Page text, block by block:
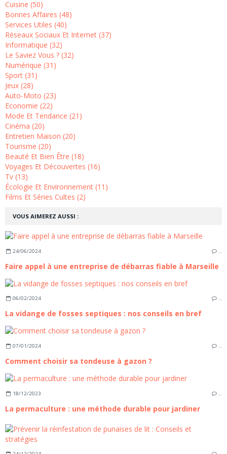
VOUS AIMEREZ AUSSI :
24/06/2024 …
Faire appel à une entreprise de débarras fiable à Marseille
06/02/2024 …
La vidange de fosses septiques : nos conseils en bref
07/01/2024 …
Comment choisir sa tondeuse à gazon ?
18/12/2023 …
La permaculture : une méthode durable pour jardiner
Cuisine (50)
Bonnes Affaires (48)
Services Utiles (40)
Réseaux Sociaux Et Internet (37)
Informatique (32)
Le Saviez Vous ? (32)
Numérique (31)
Sport (31)
Jeux (28)
Auto-Moto (23)
Economie (22)
Mode Et Tendance (21)
Cinéma (20)
Entretien Maison (20)
Tourisme (20)
Beauté Et Bien Être (18)
Voyages Et Découvertes (16)
Tv (13)
Écologie Et Environnement (11)
Films Et Séries Cultes (2)